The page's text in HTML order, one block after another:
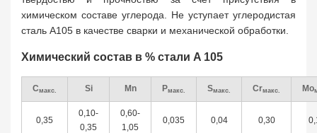
химическом составе углерода. Не уступает углеродистая
сталь A105 в качестве сварки и механической обработки.
Химический состав в % стали A 105
Cмакс. Si Mn Pмакс. Sмакс. Crмакс. Mo
0,35
0,10-
0,35
0,60-
1,05
0,035 0,04 0,30